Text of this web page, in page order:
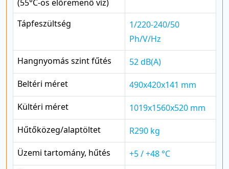
(55°C-os előremenő víz)
Tápfeszültség
1/220-240/50
Ph/V/Hz
Hangnyomás szint fűtés
52 dB(A)
Beltéri méret
490x420x141 mm
Kültéri méret
1019x1560x520 mm
Hűtőközeg/alaptöltet
R290 kg
Üzemi tartomány, hűtés
+5 / +48 °C